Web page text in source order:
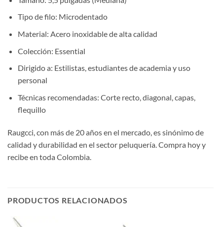
Tipo de filo: Microdentado
Material: Acero inoxidable de alta calidad
Colección: Essential
Dirigido a: Estilistas, estudiantes de academia y uso
personal
Técnicas recomendadas: Corte recto, diagonal, capas,
flequillo
Raugcci, con más de 20 años en el mercado, es sinónimo de
calidad y durabilidad en el sector peluquería. Compra hoy y
recibe en toda Colombia.
PRODUCTOS RELACIONADOS